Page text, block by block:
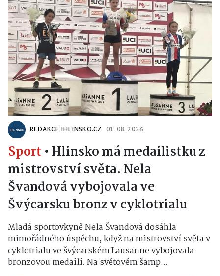
REDAKCE IHLINSKO.CZ 01. 08. 2026
Sport • Hlinsko má medailistku z
mistrovství světa. Nela
Švandová vybojovala ve
Švýcarsku bronz v cyklotrialu
Mladá sportovkyně Nela Švandová dosáhla
mimořádného úspěchu, když na mistrovství světa v
cyklotrialu ve švýcarském Lausanne vybojovala
bronzovou medaili. Na světovém šamp...